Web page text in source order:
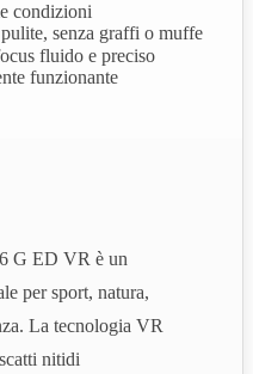
condizioni
senza graffi o muffe
fluido e preciso
funzionante
G ED VR è un
per sport, natura,
La tecnologia VR
nitidi